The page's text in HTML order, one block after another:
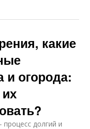
какие
и огорода:
долгий и